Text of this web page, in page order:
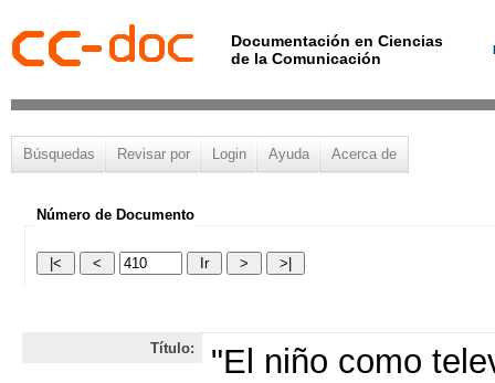
Documentación en Ciencias
de la Comunicación
Búsquedas Revisar por Login Ayuda Acerca de
Número de Documento
Título: "El niño como